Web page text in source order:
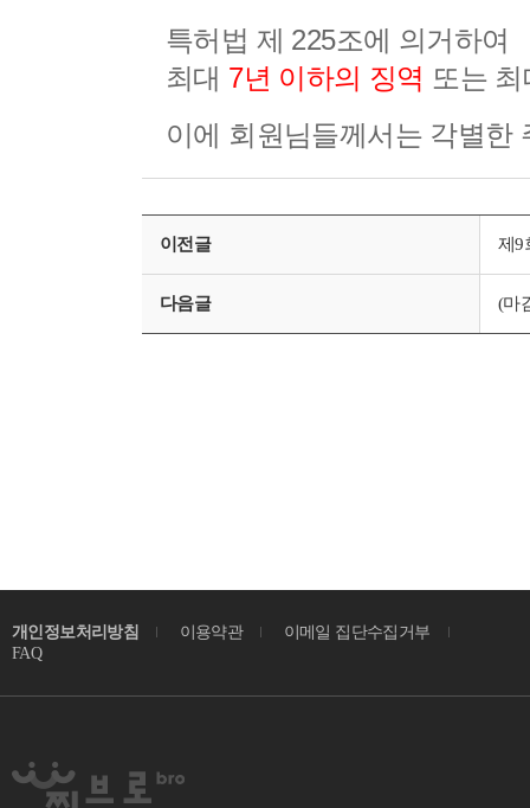
특허법 제 225조에 의거하여
최대 7년 이하의 징역 또는
이에 회원님들께서는 각별한
이전글 제9
다음글 (마
개인정보처리방침 이용약관
이메일 집단수집거부
FAQ